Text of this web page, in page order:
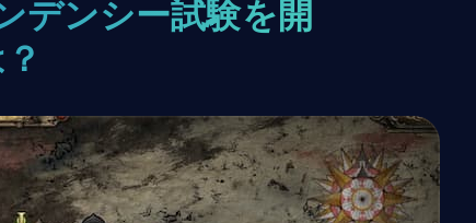
デンシー試験を開